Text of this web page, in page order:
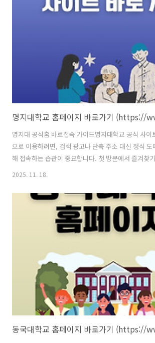
세요. ⭐ 미리캔버스 홈페이지 🔗바로가기 경험상 첫
명지대학교 홈페이지 바로가기 (https://
명지대 공식홈 바로접속 가이드명지대학교 공식 사이
으로 이용하려면, 검색 광고나 단축 주소 대신 정식 도
해 접속하는 습관이 중요합니다. 첫 방문에서 즐겨찾
콘을 동시에 만들어 두면 다음 접속 속도가 빨라지고,
로그인, 모바일 북마크까지 실사용 기준으로 정리했
사이트 안전 접속 방법 ✅ 명지대학교 홈페이지 🔗바
무관하게 안내·조회 업무는 웹에서 대부분 해결됩니다
구간이나 수강신청 등 트래픽이 몰리는 시기에는 로딩
우저 캐시를 ..
2025. 11. 18.